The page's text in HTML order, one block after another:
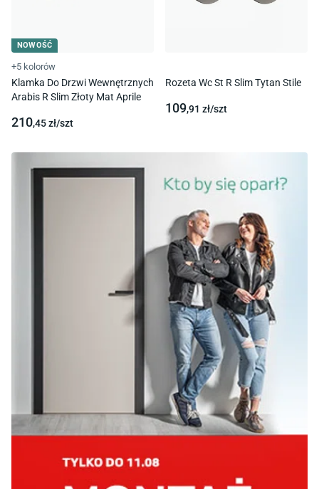
NOWOŚĆ
+5 kolorów
Klamka Do Drzwi Wewnętrznych
Arabis R Slim Złoty Mat Aprile
210,45zł/szt
Rozeta Wc St R Slim Tytan Stile
109,91 zł/szt